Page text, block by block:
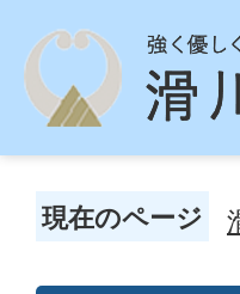
現在のページ